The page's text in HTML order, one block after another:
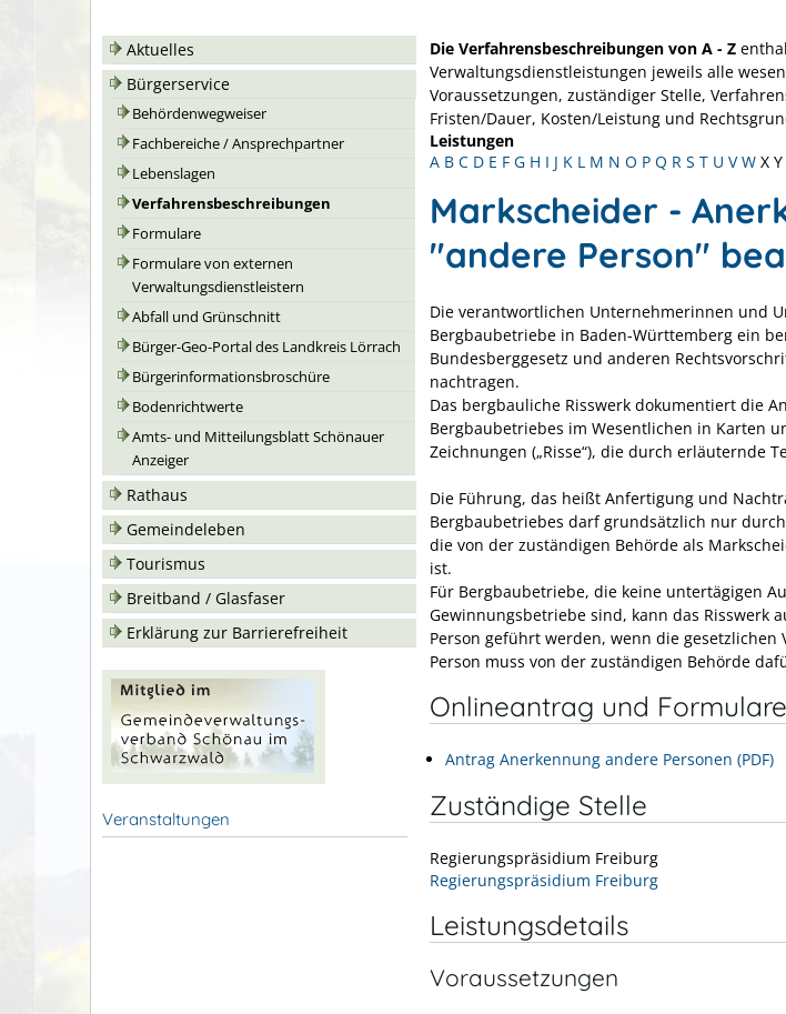
Aktuelles
Bürgerservice
Behördenwegweiser
Fachbereiche / Ansprechpartner
Lebenslagen
Verfahrensbeschreibungen
Formulare
Formulare von externen
Verwaltungsdienstleistern
Abfall und Grünschnitt
Bürger-Geo-Portal des Landkreis Lörrach
Bürgerinformationsbroschüre
Bodenrichtwerte
Amts- und Mitteilungsblatt Schönauer
Anzeiger
Rathaus
Gemeindeleben
Tourismus
Breitband / Glasfaser
Erklärung zur Barrierefreiheit
Veranstaltungen
Die Verfahrensbeschreibungen von A - Z
Verwaltungsdienstleistungen jeweils alle
Voraussetzungen, zuständiger Stelle,
Fristen/Dauer, Kosten/Leistung und
Leistungen
A B C D E F G H I J K L M N O P Q R S T U V W X Y
Markscheider -
"andere Person"
Die verantwortlichen Unternehmerinnen und
Bergbaubetriebe in Baden-Württemberg ein
Bundesberggesetz und anderen
nachtragen.
Das bergbauliche Risswerk dokumentiert die
Bergbaubetriebes im Wesentlichen in Karten
Zeichnungen („Risse“), die durch erläuternde
Die Führung, das heißt Anfertigung und
Bergbaubetriebes darf grundsätzlich nur
die von der zuständigen Behörde als
ist.
Für Bergbaubetriebe, die keine untertägigen
Gewinnungsbetriebe sind, kann das Risswerk
Person geführt werden, wenn die
Person muss von der zuständigen Behörde
Onlineantrag und Formulare
Antrag Anerkennung andere Personen (PDF)
Zuständige Stelle
Regierungspräsidium Freiburg
Regierungspräsidium Freiburg
Leistungsdetails
Voraussetzungen